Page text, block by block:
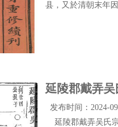
县，又於清朝末年
延陵郡戴弄吴
发布时间：2024-
延陵郡戴弄吴氏